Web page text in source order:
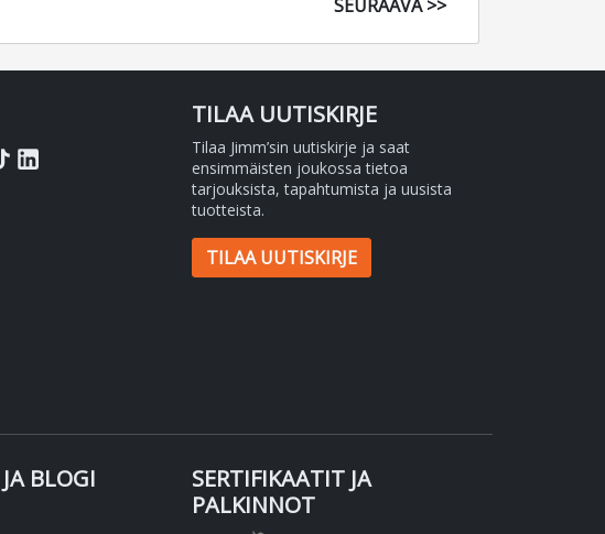
SEURAAVA >>
TILAA UUTISKIRJE
Tilaa Jimm’sin uutiskirje ja saat
ensimmäisten joukossa tietoa
tarjouksista, tapahtumista ja uusista
tuotteista.
TILAA UUTISKIRJE
BLOGI
SERTIFIKAATIT JA
PALKINNOT